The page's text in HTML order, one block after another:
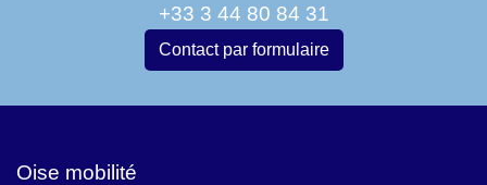
+33 3 44 80 84 31
Contact par formulaire
Oise mobilité